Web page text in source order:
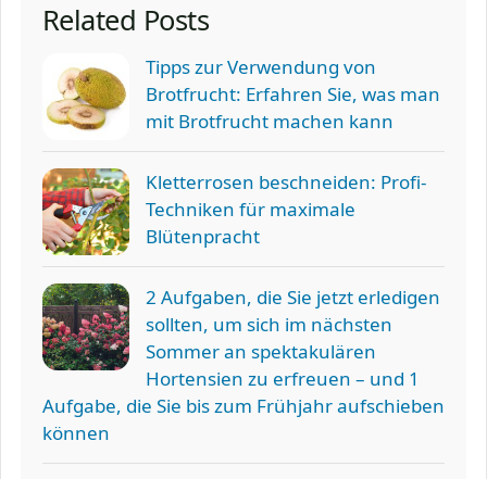
Related Posts
Tipps zur Verwendung von
Brotfrucht: Erfahren Sie, was man
mit Brotfrucht machen kann
Kletterrosen beschneiden: Profi-
Techniken für maximale
Blütenpracht
2 Aufgaben, die Sie jetzt erledigen
sollten, um sich im nächsten
Sommer an spektakulären
Hortensien zu erfreuen – und 1
Aufgabe, die Sie bis zum Frühjahr aufschieben
können